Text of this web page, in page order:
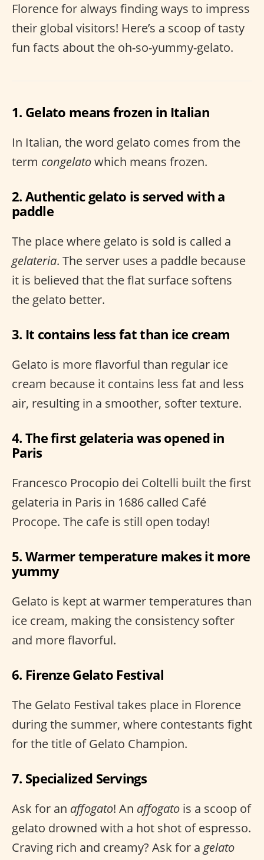
Florence for always finding ways to impress
their global visitors! Here’s a scoop of tasty
fun facts about the oh-so-yummy-gelato.
1. Gelato means frozen in Italian
In Italian, the word gelato comes from the
term congelatowhich means frozen.
2. Authentic gelato is served with a
paddle
The place where gelato is sold is called a
gelateria. The server uses a paddle because
it is believed that the flat surface softens
the gelato better.
3. It contains less fat than ice cream
Gelato is more flavorful than regular ice
cream because it contains less fat and less
air, resulting in a smoother, softer texture.
4. The first gelateria was opened in
Paris
Francesco Procopio dei Coltelli built the first
gelateria in Paris in 1686 called Café
Procope. The cafe is still open today!
5. Warmer temperature makes it more
yummy
Gelato is kept at warmer temperatures than
ice cream, making the consistency softer
and more flavorful.
6. Firenze Gelato Festival
The Gelato Festival takes place in Florence
during the summer, where contestants fight
for the title of Gelato Champion.
7. Specialized Servings
Ask for an affogato! An affogato is a scoop of
gelato drowned with a hot shot of espresso.
Craving rich and creamy? Ask for a gelato